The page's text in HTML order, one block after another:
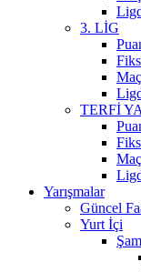
3. LİG
TERFİ
Yarışmalar
Güncel
Yurt İçi